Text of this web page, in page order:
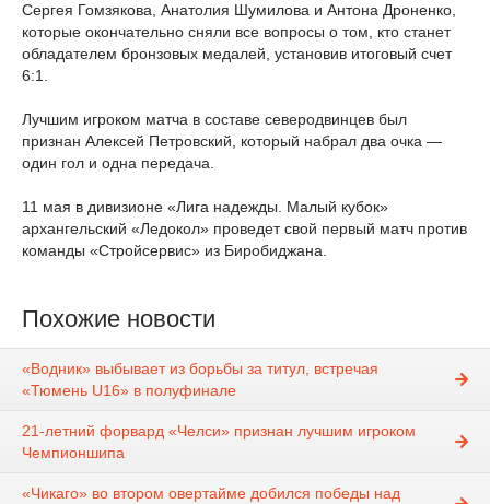
Сергея Гомзякова, Анатолия Шумилова и Антона Дроненко,
которые окончательно сняли все вопросы о том, кто станет
обладателем бронзовых медалей, установив итоговый счет
6:1.
Лучшим игроком матча в составе северодвинцев был
признан Алексей Петровский, который набрал два очка —
один гол и одна передача.
11 мая в дивизионе «Лига надежды. Малый кубок»
архангельский «Ледокол» проведет свой первый матч против
команды «Стройсервис» из Биробиджана.
Похожие новости
«Водник» выбывает из борьбы за титул, встречая
«Тюмень U16» в полуфинале
21-летний форвард «Челси» признан лучшим игроком
Чемпионшипа
«Чикаго» во втором овертайме добился победы над